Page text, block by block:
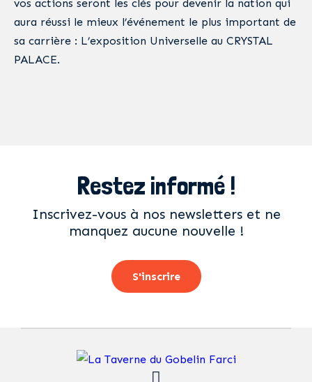
vos actions seront les clés pour devenir la nation qui
aura réussi le mieux l’événement le plus important de
sa carrière : L’exposition Universelle au CRYSTAL
PALACE.
Restez informé !
Inscrivez-vous à nos newsletters et ne
manquez aucune nouvelle !
S'inscrire